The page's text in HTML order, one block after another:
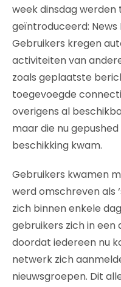
week dinsdag werden
geïntroduceerd: News
Gebruikers kregen
activiteiten van
zoals geplaatste
toegevoegde
overigens al
maar die nu
beschikking kwam.
Gebruikers kwamen
werd omschreven als
zich binnen enkele
gebruikers zich in
doordat iedereen nu
netwerk zich
nieuwsgroepen. Dit